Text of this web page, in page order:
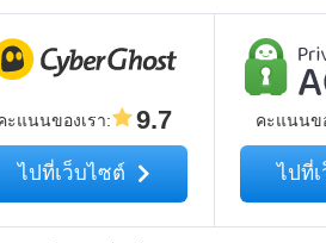
ะแนนของเรา: 9.7
ไปที่เว็บไซต์
คะแนนข
ไปที่